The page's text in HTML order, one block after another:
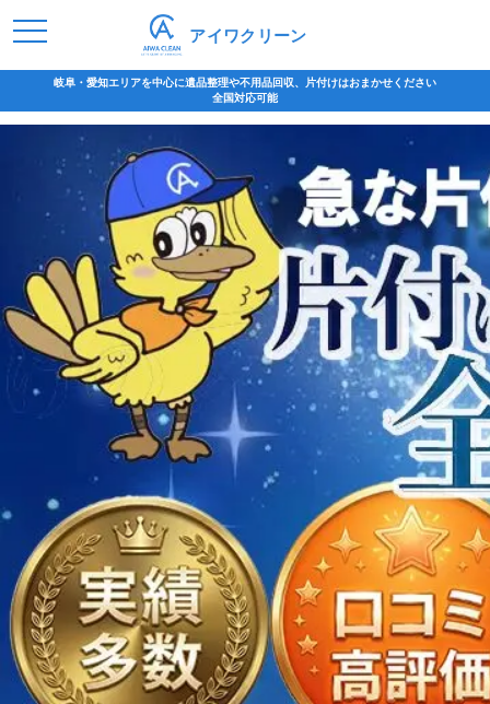
アイワクリーン